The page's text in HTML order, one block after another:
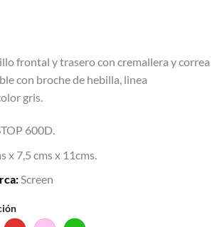
frontal y trasero con cremallera y correa
con broche de hebilla, linea
gris.
600D.
x 7,5 cms x 11cms.
Screen